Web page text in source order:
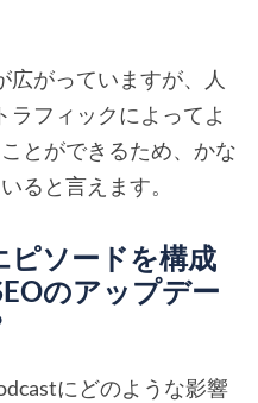
広がっていますが、人
ラフィックによってよ
とができるため、かな
ると言えます。
ソードを構成
のアップデー
にどのような影響